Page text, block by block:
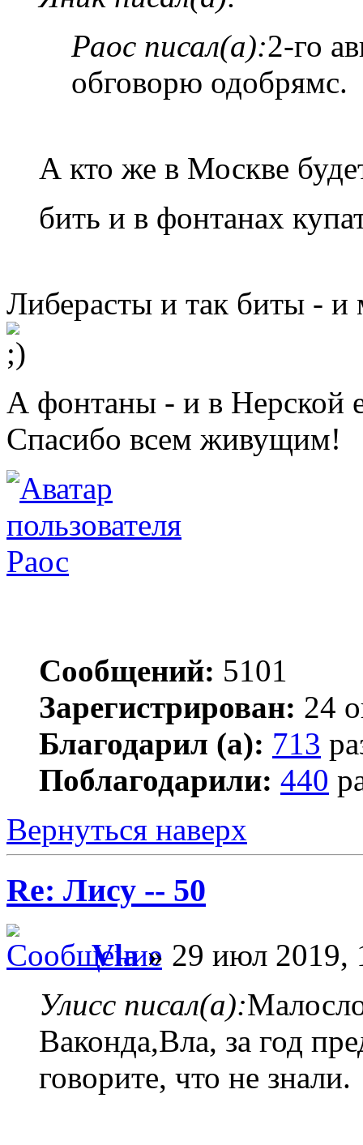
Раос писал(а):2-го
обговорю одобрямс.
А кто же в Москве
бить и в фонтанах
Либерасты и так биты - и
А фонтаны - и в Нерской
Спасибо всем живущим!
Раос
Сообщений: 5101
Зарегистрирован: 24
Благодарил (а): 713
Поблагодарили: 440
Вернуться наверх
Re: Лису -- 50
Vla» 29 июл 2019,
Улисс писал(а):
Ваконда,Вла, за год
говорите, что не знали.